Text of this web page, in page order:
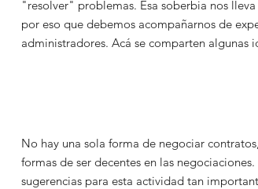
"resolver" problemas. Esa soberbia nos
por eso que debemos acompañarnos de
administradores. Acá se comparten algunas
No hay una sola forma de negociar
formas de ser decentes en las
sugerencias para esta actividad tan